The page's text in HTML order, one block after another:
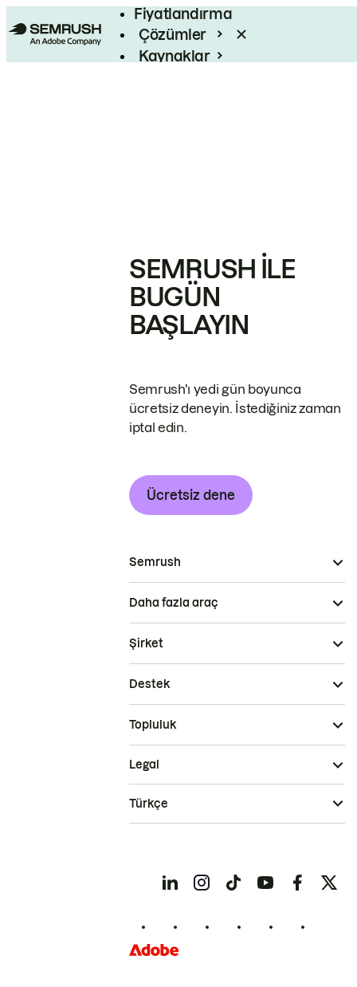
Fiyatlandırma
Çözümler
Kaynaklar
SEMRUSH ILE
BUGÜN
BAŞLAYIN
Semrush'ı yedi gün boyunca
ücretsiz deneyin. İstediğiniz zaman
iptal edin.
Ücretsiz dene
Semrush
Daha fazla araç
Şirket
Destek
Topluluk
Legal
Türkçe